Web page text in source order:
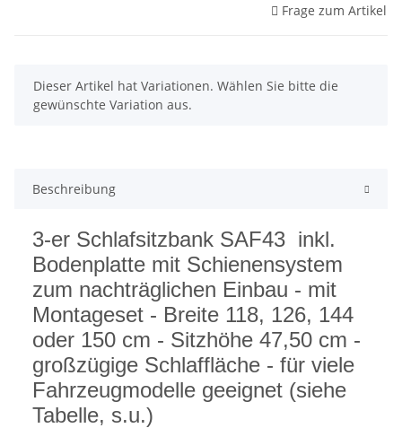
Frage zum Artikel
x
Dieser Artikel hat Variationen. Wählen Sie bitte die
gewünschte Variation aus.
Beschreibung
3-er Schlafsitzbank SAF43 inkl.
Bodenplatte mit Schienensystem
zum nachträglichen Einbau - mit
Montageset - Breite 118, 126, 144
oder 150 cm - Sitzhöhe 47,50 cm -
großzügige Schlaffläche - für viele
Fahrzeugmodelle geeignet (siehe
Tabelle, s.u.)